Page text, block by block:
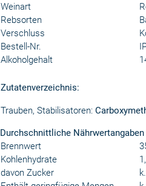
Weinart
Rebsorten
Verschluss
Bestell-Nr.
Alkoholgehalt
Zutatenverzeichnis:
Trauben, Stabilisatoren:
Durchschnittliche Nährwertangaben
Brennwert
Kohlenhydrate
davon Zucker